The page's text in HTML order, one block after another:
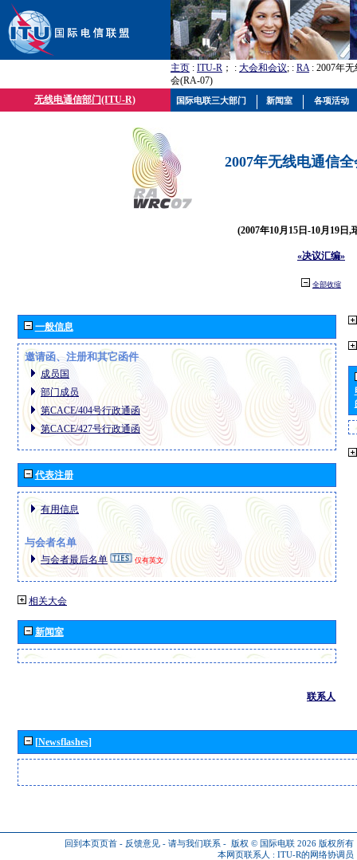
主页 : ITU-R ； : 大会和会议; : RA: 2007年
会(RA-07)
无线电通信部门(ITU-R)
2007年无线电通信
(2007年10月15日-10月19日,
«决议汇编»
全部收缩
一般信息
邀请函、注册和其它函件
成员国
部门成员
第CACE/404号行政通函
第CACE/427号行政通函
代表注册
有用信息
与会者名单
与会者最后名单 仅有英文
相关大会
新闻室
联系人
[Newsflashes]
回到本页页首 - 反馈意见 - 请与我们联系 - 版权 © 国际电联 2026 版权所有
本网页联系人 : ITU-R的网络协调员
国际电联三大部门 新闻室 各项活动